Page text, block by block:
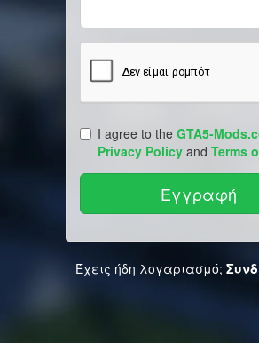
I agree to the GTA5-
Privacy Policy and Terms
Έχεις ήδη λογαριασμό;